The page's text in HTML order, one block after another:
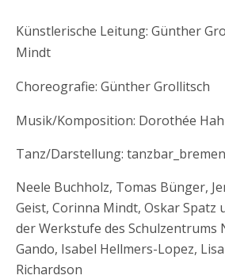
Künstlerische Leitung: Günther
Mindt
Choreografie: Günther Grollitsch
Musik/Komposition: Dorothée
Tanz/Darstellung: tanzbar_bremen
Neele Buchholz, Tomas Bünger,
Geist, Corinna Mindt, Oskar Spatz
der Werkstufe des Schulzentrums
Gando, Isabel Hellmers-Lopez,
Richardson